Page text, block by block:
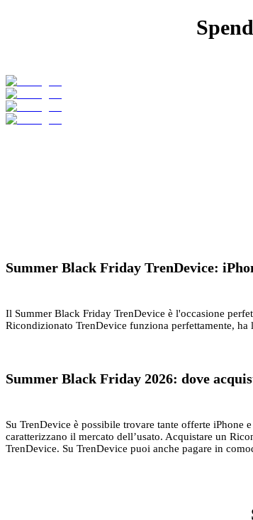
Summer Black Friday TrenDevice:
Il Summer Black Friday TrenDevice è l'occasione
Ricondizionato TrenDevice funziona perfettamente,
Summer Black Friday 2026: dove
Su TrenDevice è possibile trovare tante offerte
caratterizzano il mercato dell’usato. Acquistare un
TrenDevice. Su TrenDevice puoi anche pagare in